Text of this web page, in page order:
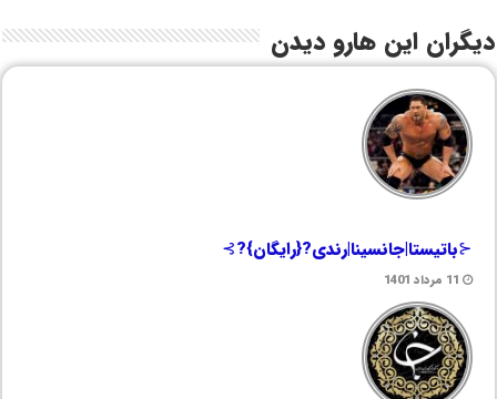
دیگران این هارو دیدن
⊰باتیستا|جانسینا|رندی?{رایگان}?⊱
11 مرداد 1401